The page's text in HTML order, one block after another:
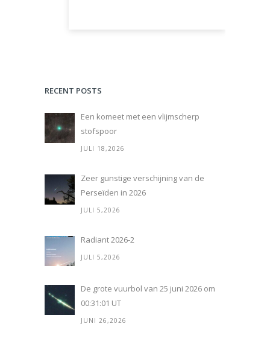
RECENT POSTS
Een komeet met een vlijmscherp
stofspoor
JULI 18,2026
Zeer gunstige verschijning van de
Perseïden in 2026
JULI 5,2026
Radiant 2026-2
JULI 5,2026
De grote vuurbol van 25 juni 2026 om
00:31:01 UT
JUNI 26,2026